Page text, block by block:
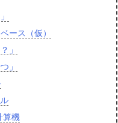
ース（仮）
」
」
算機